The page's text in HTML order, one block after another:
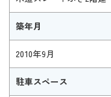
築年月
2010年9月
駐車スペース